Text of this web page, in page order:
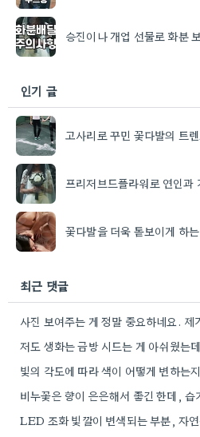
승진이나 개업 선물로 화분
인기 글
고사리로 꾸민 꽃다발의 트
프리저브드플라워로 연인과
꽃다발을 더욱 돋보이게 하
최근 댓글
비누꽃은 향이 은은해서 좋긴 한데,